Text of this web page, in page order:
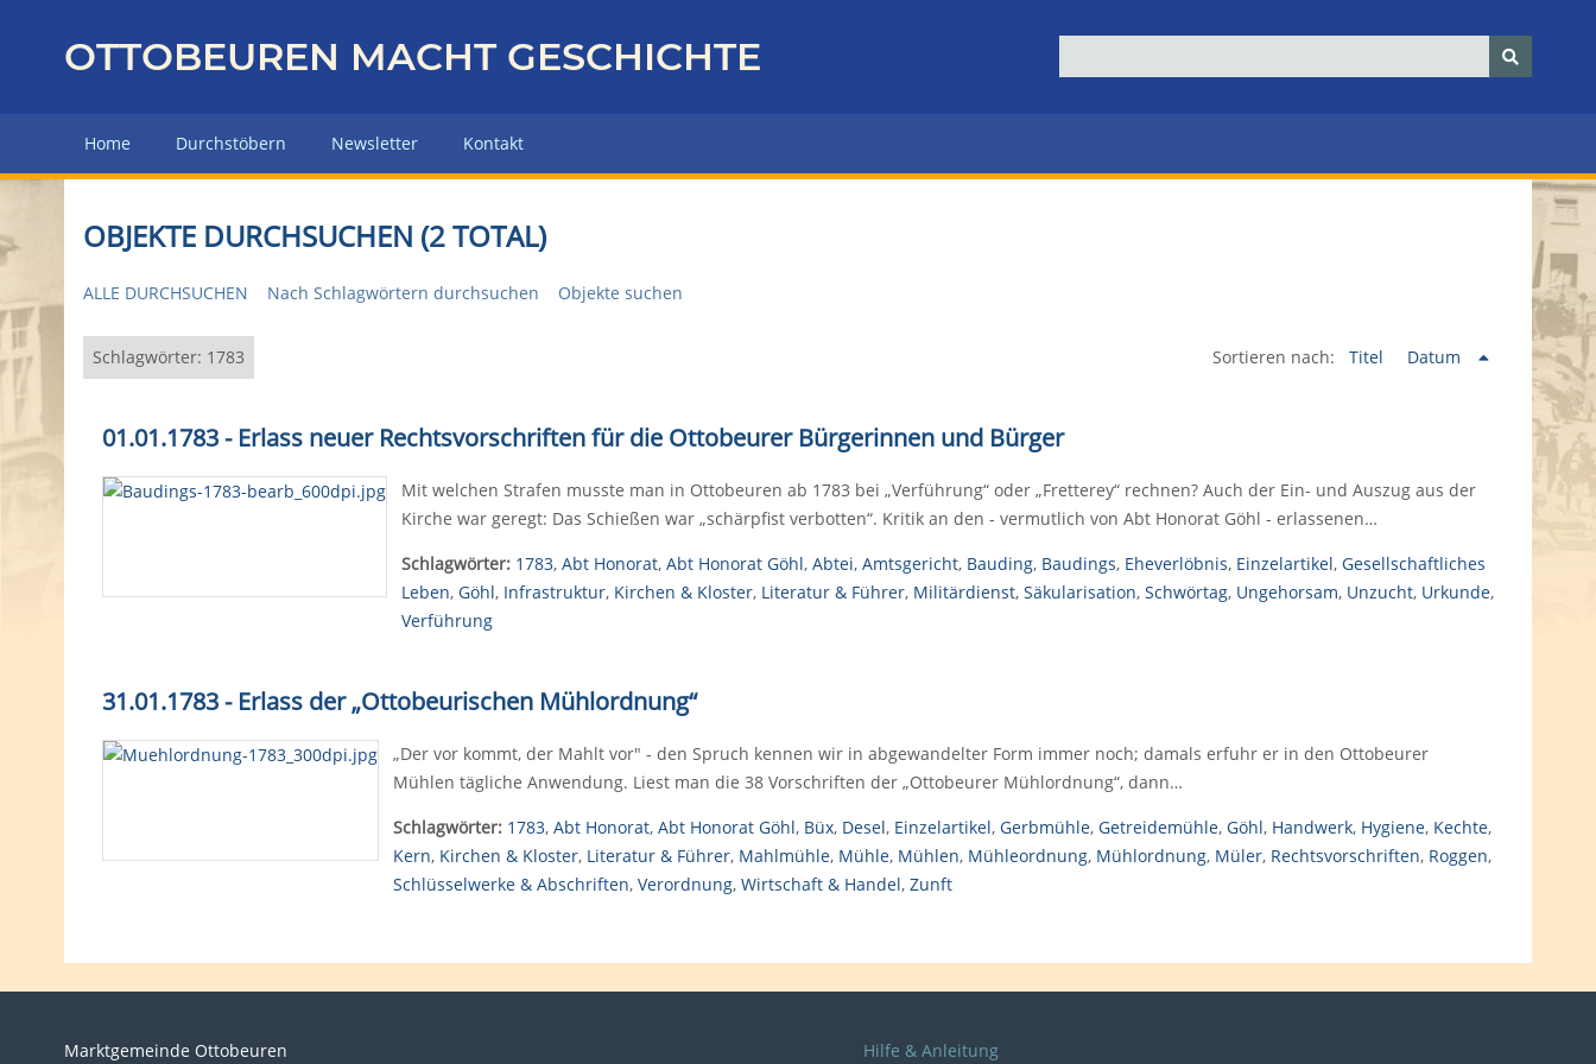
z
r
H
u
p
e
OTTOBEUREN MACHT GESCHICHTE
Home Durchstöbern Newsletter Kontakt
OBJEKTE DURCHSUCHEN (2 TOTAL)
ALLE DURCHSUCHEN Nach Schlagwörtern durchsuchen Objekte suchen
Schlagwörter: 1783 Sortieren nach: Titel Datum
01.01.1783 - Erlass neuer Rechtsvorschriften für die Ottobeurer Bürgerinnen und Bürger
Mit welchen Strafen musste man in Ottobeuren ab 1783 bei „Verführung“ oder „Fretterey“ rechnen? Auch der Ein- und Auszug aus der
Kirche war geregt: Das Schießen war „schärpfist verbotten“. Kritik an den - vermutlich von Abt Honorat Göhl - erlassenen…
Schlagwörter: 1783, Abt Honorat, Abt Honorat Göhl, Abtei, Amtsgericht, Bauding, Baudings, Eheverlöbnis, Einzelartikel, Gesellschaftliches
Leben, Göhl, Infrastruktur, Kirchen & Kloster, Literatur & Führer, Militärdienst, Säkularisation, Schwörtag, Ungehorsam, Unzucht, Urkunde,
Verführung
31.01.1783 - Erlass der „Ottobeurischen Mühlordnung“
„Der vor kommt, der Mahlt vor" - den Spruch kennen wir in abgewandelter Form immer noch; damals erfuhr er in den Ottobeurer
Mühlen tägliche Anwendung. Liest man die 38 Vorschriften der „Ottobeurer Mühlordnung“, dann…
Schlagwörter: 1783, Abt Honorat, Abt Honorat Göhl, Büx, Desel, Einzelartikel, Gerbmühle, Getreidemühle, Göhl, Handwerk, Hygiene, Kechte,
Kern, Kirchen & Kloster, Literatur & Führer, Mahlmühle, Mühle, Mühlen, Mühleordnung, Mühlordnung, Müler, Rechtsvorschriften, Roggen,
Schlüsselwerke & Abschriften, Verordnung, Wirtschaft & Handel, Zunft
Marktgemeinde Ottobeuren Hilfe & Anleitung